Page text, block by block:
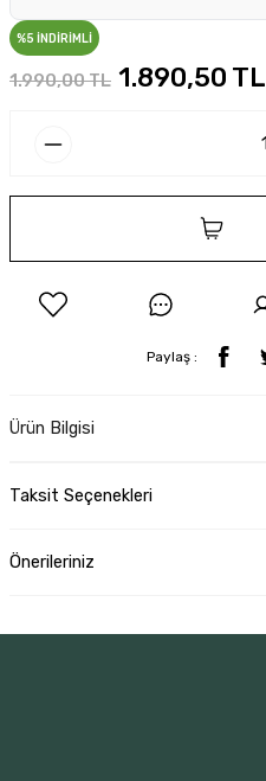
%5 İNDİRİMLİ
1.990,00 TL 1.890,50 TL
Paylaş :
Ürün Bilgisi
Taksit Seçenekleri
Önerileriniz